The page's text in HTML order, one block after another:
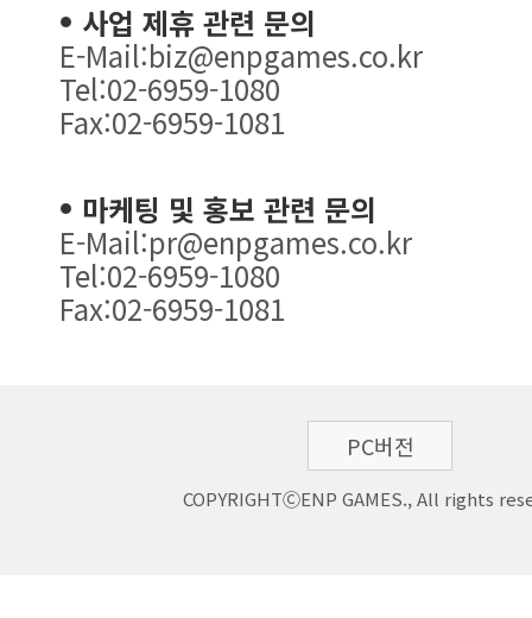
사업 제휴 관련 문의
E-Mail:biz@enpgames.co.kr
Tel:02-6959-1080
Fax:02-6959-1081
마케팅 및 홍보 관련 문의
E-Mail:pr@enpgames.co.kr
Tel:02-6959-1080
Fax:02-6959-1081
PC버전
COPYRIGHTⒸENP GAMES., All rights